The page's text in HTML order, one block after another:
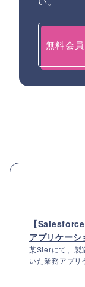
無料会
【
アプリケーシ
某Sierにて、製
いた業務アプ